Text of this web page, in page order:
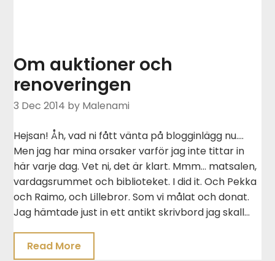
Om auktioner och
renoveringen
3 Dec 2014 by Malenami
Hejsan! Åh, vad ni fått vänta på blogginlägg nu….
Men jag har mina orsaker varför jag inte tittar in
här varje dag. Vet ni, det är klart. Mmm… matsalen,
vardagsrummet och biblioteket. I did it. Och Pekka
och Raimo, och Lillebror. Som vi målat och donat.
Jag hämtade just in ett antikt skrivbord jag skall…
Read More